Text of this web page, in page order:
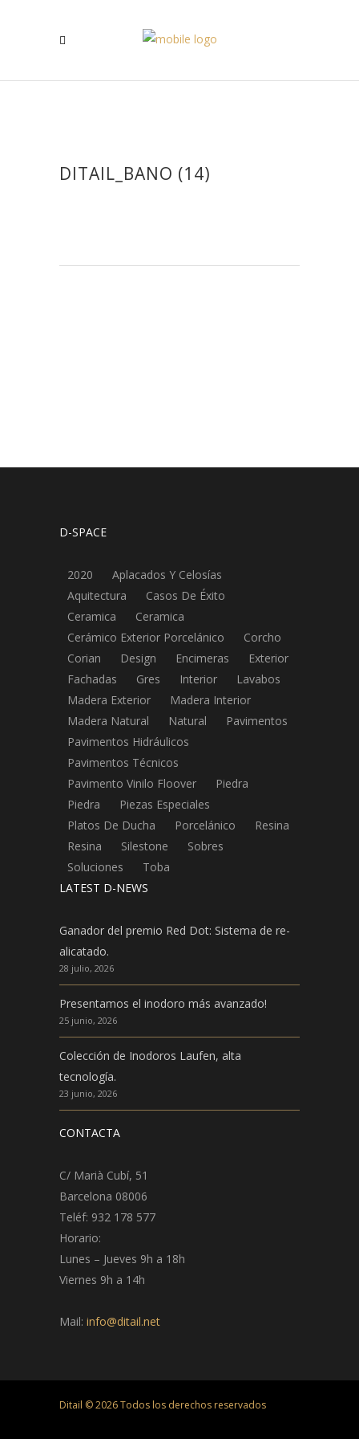
DITAIL_BANO (14)
D-SPACE
2020
Aplacados Y Celosías
Aquitectura
Casos De Éxito
Ceramica
Ceramica
Cerámico Exterior Porcelánico
Corcho
Corian
Design Encimeras
Exterior
Fachadas
Gres Interior
Lavabos
Madera Exterior
Madera Interior
Madera Natural
Natural
Pavimentos
Pavimentos Hidráulicos
Pavimentos Técnicos
Pavimento Vinilo Floover
Piedra
Piedra
Piezas Especiales
Platos De Ducha
Porcelánico
Resina
Resina
Silestone
Sobres
Soluciones
Toba
LATEST D-NEWS
Ganador del premio Red Dot: Sistema de re-
alicatado.
28 julio, 2026
Presentamos el inodoro más avanzado!
25 junio, 2026
Colección de Inodoros Laufen, alta
tecnología.
23 junio, 2026
CONTACTA
C/ Marià Cubí, 51
Barcelona 08006
Teléf: 932 178 577
Horario:
Lunes – Jueves 9h a 18h
Viernes 9h a 14h
Mail: info@ditail.net
Ditail ©2026Todos los derechos reservados